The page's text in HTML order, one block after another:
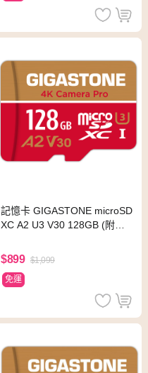
記憶卡 GIGASTONE microSD
XC A2 U3 V30 128GB (附轉
$899 $1,099
免運